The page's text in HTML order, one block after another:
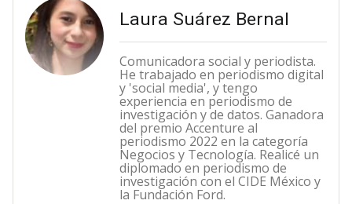
Laura Suárez Bernal
Comunicadora social y periodista.
He trabajado en periodismo digital
y 'social media', y tengo
experiencia en periodismo de
investigación y de datos. Ganadora
del premio Accenture al
periodismo 2022 en la categoría
Negocios y Tecnología. Realicé un
diplomado en periodismo de
investigación con el CIDE México y
la Fundación Ford.